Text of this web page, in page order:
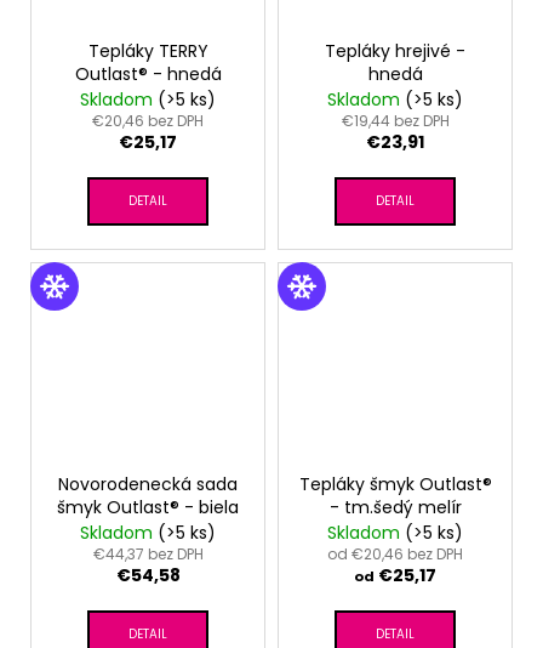
Tepláky TERRY
Outlast® - hnedá
Skladom (>5 ks)
€20,46 bez DPH
€25,17
DETAIL
Tepláky hrejivé -
hnedá
Skladom (>5 ks)
€19,44 bez DPH
€23,91
DETAIL
Novorodenecká sada
šmyk Outlast® - biela
Skladom (>5 ks)
€44,37 bez DPH
€54,58
DETAIL
Tepláky šmyk Outlast®
- tm.šedý melír
Skladom (>5 ks)
od €20,46 bez DPH
od €25,17
DETAIL